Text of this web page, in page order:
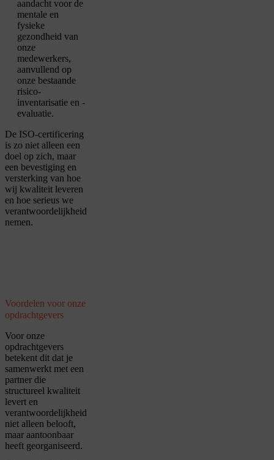
aandacht voor de
mentale en
fysieke
gezondheid van
onze
medewerkers,
aanvullend op
onze bestaande
risico-
inventarisatie en -
evaluatie.
De ISO-certificering
is zo niet alleen een
doel op zich, maar
een bevestiging en
versterking van hoe
wij kwaliteit leveren
en hoe serieus we
verantwoordelijkheid
nemen.
Voordelen voor onze
opdrachtgevers
Voor onze
opdrachtgevers
betekent dit dat je
samenwerkt met een
partner die
structureel kwaliteit
levert en
verantwoordelijkheid
niet alleen belooft,
maar aantoonbaar
heeft georganiseerd.